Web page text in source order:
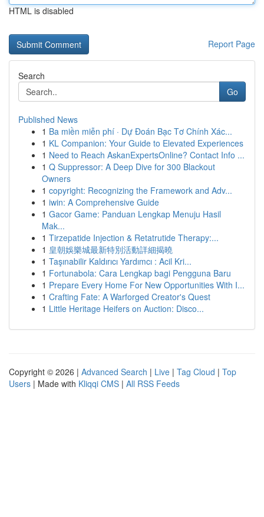
HTML is disabled
Report Page
Search
Go
Published News
1 Ba miền miễn phí · Dự Đoán Bạc Tơ Chính Xác...
1 KL Companion: Your Guide to Elevated Experiences
1 Need to Reach AskanExpertsOnline? Contact Info ...
1 Q Suppressor: A Deep Dive for 300 Blackout
Owners
1 copyright: Recognizing the Framework and Adv...
1 iwin: A Comprehensive Guide
1 Gacor Game: Panduan Lengkap Menuju Hasil
Mak...
1 Tirzepatide Injection & Retatrutide Therapy:...
1 皇朝娛樂城最新特別活動詳細揭曉
1 Taşınabilir Kaldırıcı Yardımcı : Acil Kri...
1 Fortunabola: Cara Lengkap bagi Pengguna Baru
1 Prepare Every Home For New Opportunities With I...
1 Crafting Fate: A Warforged Creator's Quest
1 Little Heritage Heifers on Auction: Disco...
Copyright © 2026 | Advanced Search | Live | Tag Cloud | Top
Users | Made with Kliqqi CMS | All RSS Feeds